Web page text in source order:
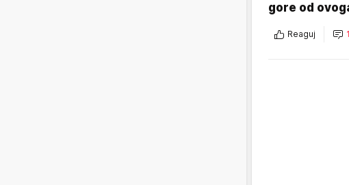
gore od
Reaguj